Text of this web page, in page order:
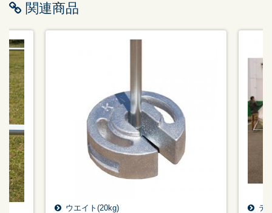
関連商品
ウエイト(20kg) テ